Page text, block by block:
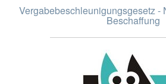
Vergabebeschleunigungsgesetz -
Beschaffung